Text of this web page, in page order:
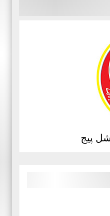
پیج
کا دور ہے۔
کے بہترین
کی اہمیت سے
سکتا۔سعید
تحریک فیصل
تحریک،جناب حافظ
جنرل
مصطفائی
اسلم الوری
‏صوبائی سرکلر نمبر 4 پنجاب